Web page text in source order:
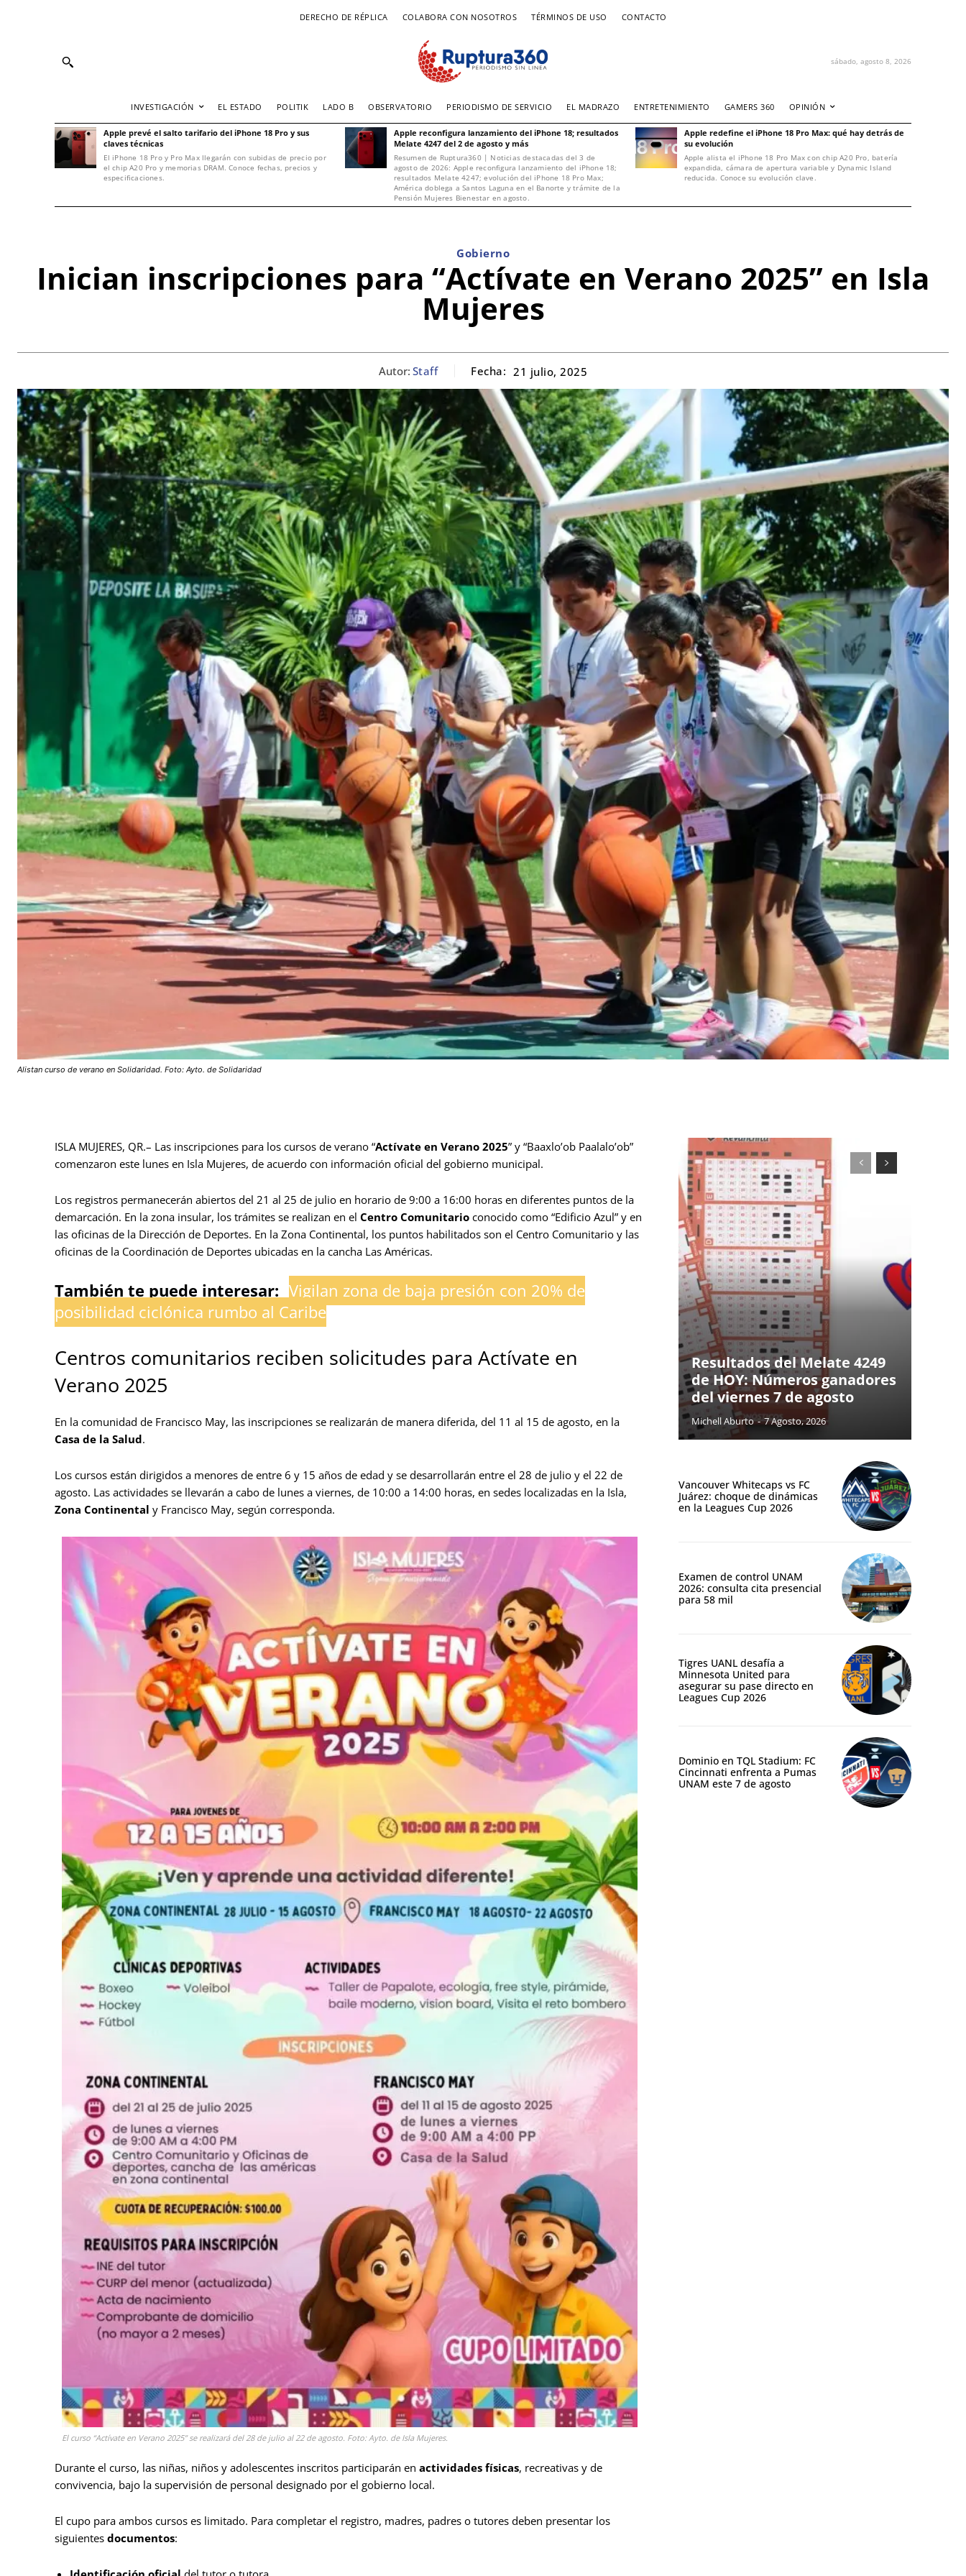
DERECHO DE RÉPLICA COLABORA CON NOSOTROS TÉRMINOS DE USO CONTACTO
sábado, agosto 8, 2026
INVESTIGACIÓN EL ESTADO POLITIK LADO B OBSERVATORIO PERIODISMO DE SERVICIO EL MADRAZO ENTRETENIMIENTO GAMERS 360 OPINIÓN
Apple prevé el salto tarifario del iPhone 18 Pro y sus
claves técnicas
El iPhone 18 Pro y Pro Max llegarán con subidas de precio por
el chip A20 Pro y memorias DRAM. Conoce fechas, precios y
especificaciones.
Apple reconfigura lanzamiento del iPhone 18; resultados
Melate 4247 del 2 de agosto y más
Resumen de Ruptura360 | Noticias destacadas del 3 de
agosto de 2026: Apple reconfigura lanzamiento del iPhone 18;
resultados Melate 4247; evolución del iPhone 18 Pro Max;
América doblega a Santos Laguna en el Banorte y trámite de la
Pensión Mujeres Bienestar en agosto.
Apple redefine el iPhone 18 Pro Max: qué hay detrás de
su evolución
Apple alista el iPhone 18 Pro Max con chip A20 Pro, batería
expandida, cámara de apertura variable y Dynamic Island
reducida. Conoce su evolución clave.
Gobierno
Inician inscripciones para “Actívate en Verano 2025” en Isla
Mujeres
Autor: Staff Fecha: 21 julio, 2025
Alistan curso de verano en Solidaridad. Foto: Ayto. de Solidaridad
ISLA MUJERES, QR.– Las inscripciones para los cursos de verano “Actívate en Verano 2025” y “Baaxlo’ob Paalalo’ob”
comenzaron este lunes en Isla Mujeres, de acuerdo con información oficial del gobierno municipal.
Los registros permanecerán abiertos del 21 al 25 de julio en horario de 9:00 a 16:00 horas en diferentes puntos de la
demarcación. En la zona insular, los trámites se realizan en el Centro Comunitario conocido como “Edificio Azul” y en
las oficinas de la Dirección de Deportes. En la Zona Continental, los puntos habilitados son el Centro Comunitario y las
oficinas de la Coordinación de Deportes ubicadas en la cancha Las Américas.
También te puede interesar: Vigilan zona de baja presión con 20% de
posibilidad ciclónica rumbo al Caribe
Centros comunitarios reciben solicitudes para Actívate en
Verano 2025
En la comunidad de Francisco May, las inscripciones se realizarán de manera diferida, del 11 al 15 de agosto, en la
Casa de la Salud.
Los cursos están dirigidos a menores de entre 6 y 15 años de edad y se desarrollarán entre el 28 de julio y el 22 de
agosto. Las actividades se llevarán a cabo de lunes a viernes, de 10:00 a 14:00 horas, en sedes localizadas en la Isla,
Zona Continental y Francisco May, según corresponda.
El curso “Actívate en Verano 2025” se realizará del 28 de julio al 22 de agosto. Foto: Ayto. de Isla Mujeres.
Durante el curso, las niñas, niños y adolescentes inscritos participarán en actividades físicas, recreativas y de
convivencia, bajo la supervisión de personal designado por el gobierno local.
El cupo para ambos cursos es limitado. Para completar el registro, madres, padres o tutores deben presentar los
siguientes documentos:
Resultados del Melate 4249
de HOY: Números ganadores
del viernes 7 de agosto
Michell Aburto - 7 Agosto, 2026
Vancouver Whitecaps vs FC
Juárez: choque de dinámicas
en la Leagues Cup 2026
Examen de control UNAM
2026: consulta cita presencial
para 58 mil
Tigres UANL desafía a
Minnesota United para
asegurar su pase directo en
Leagues Cup 2026
Dominio en TQL Stadium: FC
Cincinnati enfrenta a Pumas
UNAM este 7 de agosto